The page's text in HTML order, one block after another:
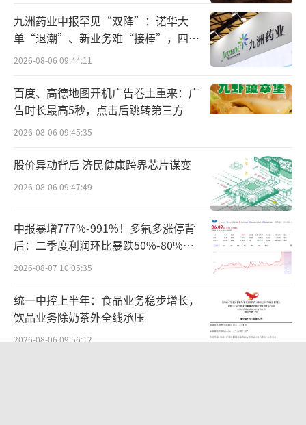
极端生存图鉴：有人年薪超600万，有人
不足10万
据国家统计局、中国机械工业联合会2024–
一线操作岗25–35岁，技术/管理岗40–50岁。
学历方面，本科及以上24.7%，大专30.1%，
薪酬方面，2025年规上企业人均年薪9.61
万元，上市公司人均18–22万元；2021–2025年
其中，董秘平均年龄47.77岁，40–49岁占
44%，50岁以上占30%，30岁以下仅3人。
九洲药业中报罕见“双降”：诺华大
单“退潮”、新业务难“接棒”，四大
难关待闯
2026-08-06 09:44:11
百度、高德地图开机广告卷土重来：广
告时长最高5秒，点击后跳转第三方
2026-08-06 09:45:35
股价异动背后 济民健康跨界芯片谋变
2026-08-06 09:47:49
中报暴增777%-991%！多氟多涨停背
后：二季度利润环比暴跌50%-80%，
是黄金坑还是陷阱？
2026-08-07 10:05:35
统一中控上半年：食品业务稳步增长，
饮品业务除奶茶外全线承压
2026-08-06 09:56:12